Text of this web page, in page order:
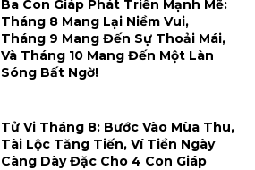
Ba Con Giáp Phát Triển Mạnh Mẽ:
Tháng 8 Mang Lại Niềm Vui,
Tháng 9 Mang Đến Sự Thoải Mái,
Và Tháng 10 Mang Đến Một Làn
Sóng Bất Ngờ!
Tử Vi Tháng 8: Bước Vào Mùa Thu,
Tài Lộc Tăng Tiến, Ví Tiền Ngày
Càng Dày Đặc Cho 4 Con Giáp